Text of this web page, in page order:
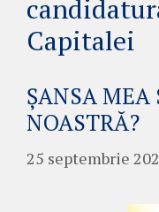
Capitalei
ȘANSA MEA
NOASTRĂ?
25 septembrie